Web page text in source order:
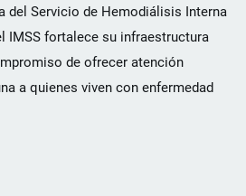
del Servicio de Hemodiálisis Interna
IMSS fortalece su infraestructura
de ofrecer atención
a quienes viven con enfermedad